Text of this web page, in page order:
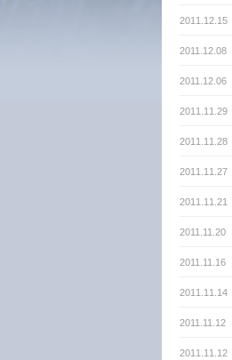
2011.12.15
2011.12.08
2011.12.06
2011.11.29
2011.11.28
2011.11.27
2011.11.21
2011.11.20
2011.11.16
2011.11.14
2011.11.12
2011.11.12